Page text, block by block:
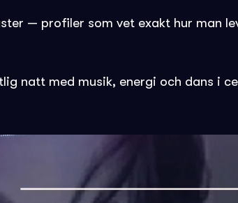
— profiler som vet exakt hur man
natt med musik, energi och dans i